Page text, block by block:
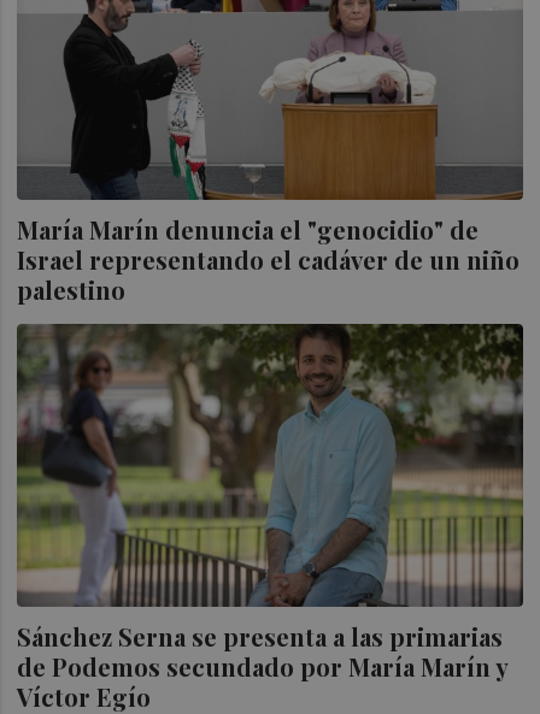
María Marín denuncia el "genocidio" de
Israel representando el cadáver de un niño
palestino
Sánchez Serna se presenta a las primarias
de Podemos secundado por María Marín y
Víctor Egío